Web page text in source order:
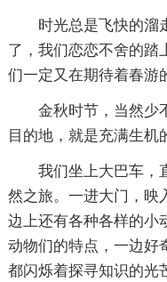
时光总是飞快的溜
了，我们恋恋不舍的踏
们一定又在期待着春游
金秋时节，当然少
目的地，就是充满生机
我们坐上大巴车，
然之旅。一进大门，映
边上还有各种各样的小
动物们的特点，一边好
都闪烁着探寻知识的光